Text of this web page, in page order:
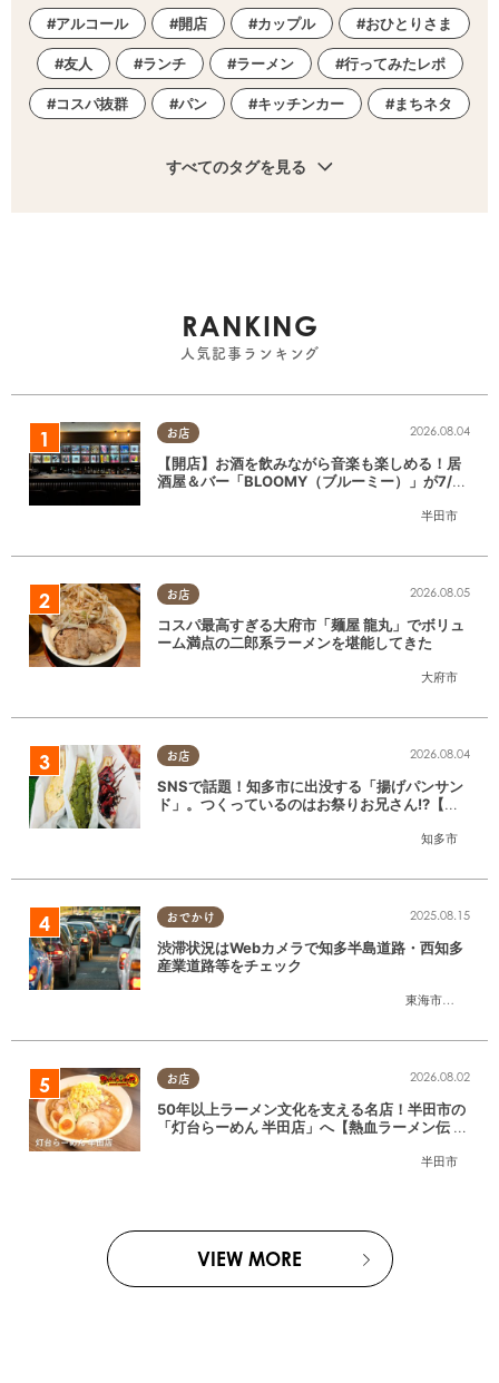
アルコール 開店 カップル おひとりさま
友人 ランチ ラーメン 行ってみたレポ
コスパ抜群 パン キッチンカー まちネタ
すべてのタグを見る
RANKING
人気記事ランキング
お店
半田市
2026.08.04
【開店】お酒を飲みながら音楽も楽しめる！居
酒屋＆バー「BLOOMY（ブルーミー）」が7/3
お店
大府市
2026.08.05
コスパ最高すぎる大府市「麺屋 龍丸」でボリュ
ーム満点の二郎系ラーメンを堪能してきた
お店
知多市
2026.08.04
SNSで話題！知多市に出没する「揚げパンサン
ド」。つくっているのはお祭りお兄さん!?【ち
おでかけ
東海市
,大府市
2025.08.15
渋滞状況はWebカメラで知多半島道路・西知多
産業道路等をチェック
お店
半田市
2026.08.02
50年以上ラーメン文化を支える名店！半田市の
「灯台らーめん 半田店」へ【熱血ラーメン伝 8
VIEW MORE